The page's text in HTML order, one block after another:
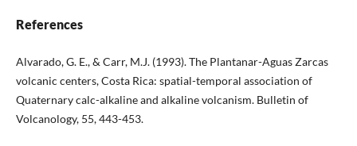
References
Alvarado, G. E., & Carr, M.J. (1993). The Plantanar-Aguas Zarcas
volcanic centers, Costa Rica: spatial-temporal association of
Quaternary calc-alkaline and alkaline volcanism. Bulletin of
Volcanology, 55, 443-453.